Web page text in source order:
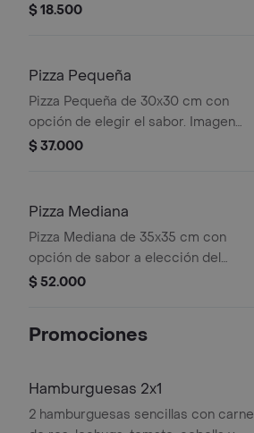
$ 18.500
Pizza Pequeña
Pizza Pequeña de 30x30 cm con
opción de elegir el sabor. Imagen
muestra queso y carne molida.
$ 37.000
Pizza Mediana
Pizza Mediana de 35x35 cm con
opción de sabor a elección del
usuario.
$ 52.000
Promociones
Hamburguesas 2x1
2 hamburguesas sencillas con carne